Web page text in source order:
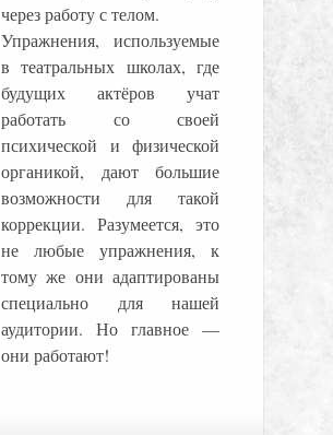
через работу с телом.
Упражнения, используемые
в театральных школах, где
будущих актёров учат
работать со своей
психической и физической
органикой, дают большие
возможности для такой
коррекции. Разумеется, это
не любые упражнения, к
тому же они адаптированы
специально для нашей
аудитории. Но главное —
они работают!